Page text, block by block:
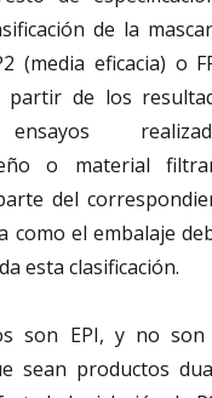
de la
(media eficacia) o
partir de los
o material
del
como el embalaje
esta clasificación.
son EPI, y no son
sean productos